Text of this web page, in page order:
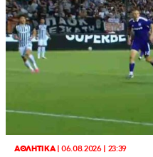
ΑΘΛΗΤΙΚΑ|06.08.2026 | 23:39